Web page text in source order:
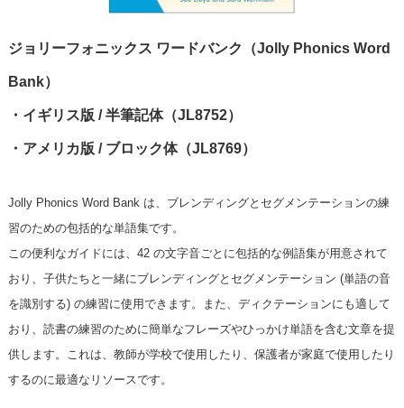
ジョリーフォニックス ワードバンク（Jolly Phonics Word
Bank）
・イギリス版 / 半筆記体（JL8752）
・アメリカ版 / ブロック体（JL8769）
Jolly Phonics Word Bank は、ブレンディングとセグメンテーションの練
習のための包括的な単語集です。
この便利なガイドには、42 の文字音ごとに包括的な例語集が用意されて
おり、子供たちと一緒にブレンディングとセグメンテーション (単語の音
を識別する) の練習に使用できます。また、ディクテーションにも適して
おり、読書の練習のために簡単なフレーズやひっかけ単語を含む文章を提
供します。これは、教師が学校で使用したり、保護者が家庭で使用したり
するのに最適なリソースです。